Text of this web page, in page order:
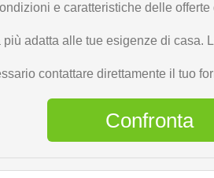
e caratteristiche delle
adatta alle tue esigenze di casa.
contattare direttamente il tuo
Confronta